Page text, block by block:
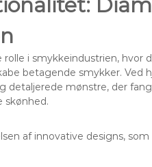
rolle i smykkeindustrien,
betagende smykker. Ved
detaljerede mønstre, der
af innovative designs,